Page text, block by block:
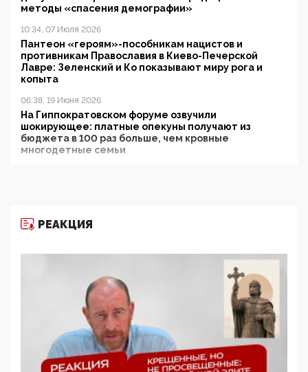
методы «спасения демографии»
10:34, 07 Июля 2026
Пантеон «героям»-пособникам нацистов и
противникам Православия в Киево-Печерской
Лавре: Зеленский и Ко показывают миру рога и
копыта
06:38, 19 Июня 2026
На Гиппократовском форуме озвучили
шокирующее: платные опекуны получают из
бюджета в 100 раз больше, чем кровные
многодетные семьи
11:53, 09 Июня 2026
деятельность ИИТО ЮНЕСКО в России, но
цифроглобалисты продолжают определять
повестку в образовании
09:43, 01 Июня 2026
5G за счет здоровья граждан: Минцифры намерено
отобрать у регионов и муниципалитетов право
защищать жилые дома и социальные объекты от
РЕАКЦИЯ